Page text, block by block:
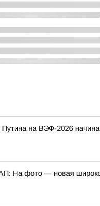
Путина на ВЭФ-2026
На фото — новая